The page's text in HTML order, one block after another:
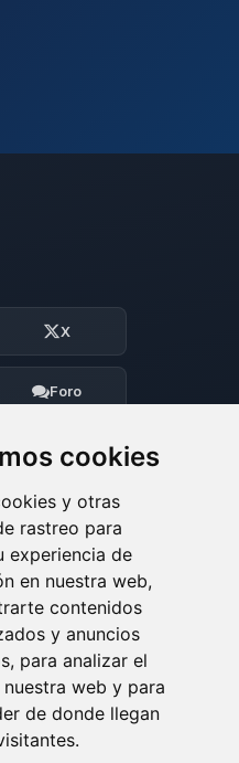
cookies
y otras
rastreo para
experiencia de
en nuestra web,
contenidos
y anuncios
para analizar el
web y para
de donde llegan
X
Foro
quien hablar!
asistente de
necesitas y
circuitos para